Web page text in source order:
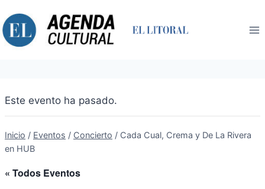
al
contenido
Este evento ha pasado.
Inicio / Eventos / Concierto / Cada Cual, Crema y De La Rivera
en HUB
« Todos Eventos